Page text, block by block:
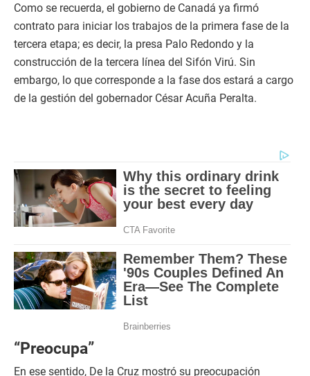
Como se recuerda, el gobierno de Canadá ya firmó
contrato para iniciar los trabajos de la primera fase de la
tercera etapa; es decir, la presa Palo Redondo y la
construcción de la tercera línea del Sifón Virú. Sin
embargo, lo que corresponde a la fase dos estará a cargo
de la gestión del gobernador César Acuña Peralta.
“Preocupa”
En ese sentido, De la Cruz mostró su preocupación